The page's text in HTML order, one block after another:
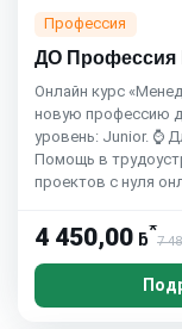
Профессия
ДО Профессия
Онлайн курс
новую профессию
уровень: Junior. ⌚
Помощь в
проектов с нуля
4 450,00 ƃ*
7